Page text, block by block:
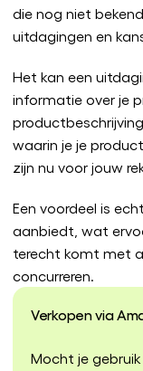
die nog niet
uitdagingen en
Het kan een
informatie over je
waarin je je
zijn nu voor jouw
Een voordeel is
aanbiedt, wat
terecht komt met
concurreren.
Verkopen via
Mocht je